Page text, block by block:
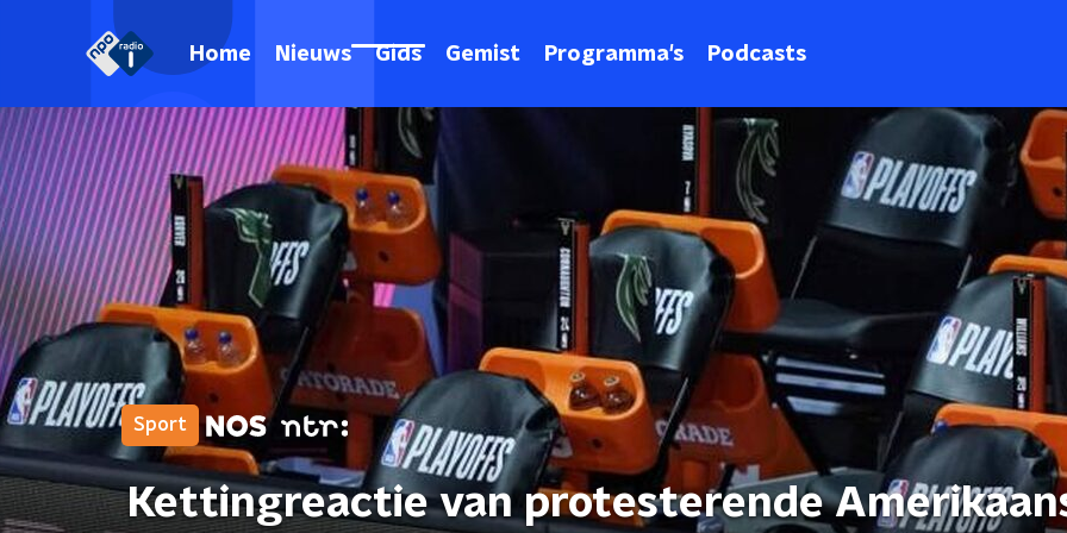
Home Nieuws Gids Gemist Programma's Podcasts
Sport
Kettingreactie van protesterende